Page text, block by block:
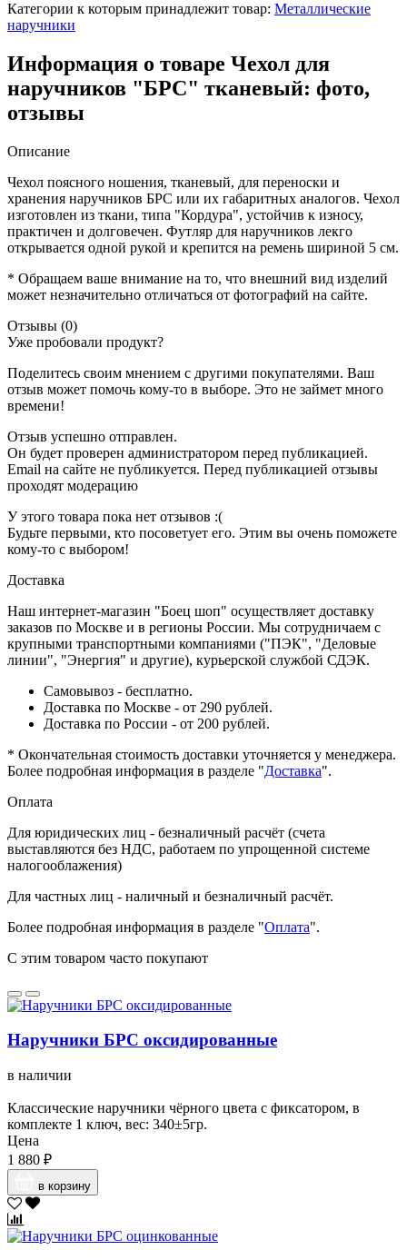
Категории к которым принадлежит товар: Металлические
наручники
Информация о товаре Чехол для
наручников "БРС" тканевый: фото,
отзывы
Описание
Чехол поясного ношения, тканевый, для переноски и
хранения наручников БРС или их габаритных аналогов. Чехол
изготовлен из ткани, типа "Кордура", устойчив к износу,
практичен и долговечен. Футляр для наручников лекго
открывается одной рукой и крепится на ремень шириной 5 см.
* Обращаем ваше внимание на то, что внешний вид изделий
может незначительно отличаться от фотографий на сайте.
Отзывы (0)
Уже пробовали продукт?
Поделитесь своим мнением с другими покупателями. Ваш
отзыв может помочь кому-то в выборе. Это не займет много
времени!
Отзыв успешно отправлен.
Он будет проверен администратором перед публикацией.
Email на сайте не публикуется. Перед публикацией отзывы
проходят модерацию
У этого товара пока нет отзывов :(
Будьте первыми, кто посоветует его. Этим вы очень поможете
кому-то с выбором!
Доставка
Наш интернет-магазин "Боец шоп" осуществляет доставку
заказов по Москве и в регионы России. Мы сотрудничаем с
крупными транспортными компаниями ("ПЭК", "Деловые
линии", "Энергия" и другие), курьерской службой СДЭК.
Самовывоз - бесплатно.
Доставка по Москве - от 290 рублей.
Доставка по России - от 200 рублей.
* Окончательная стоимость доставки уточняется у менеджера.
Более подробная информация в разделе "Доставка".
Оплата
Для юридических лиц - безналичный расчёт (счета
выставляются без НДС, работаем по упрощенной системе
налогооблажения)
Для частных лиц - наличный и безналичный расчёт.
Более подробная информация в разделе "Оплата".
С этим товаром часто покупают
Наручники БРС оксидированные
в наличии
Классические наручники чёрного цвета с фиксатором, в
комплекте 1 ключ, вес: 340±5гр.
Цена
1 880 ₽
в корзину